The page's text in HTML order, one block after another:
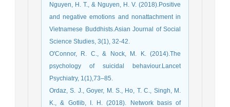
Nguyen, H. T., & Nguyen, H. V. (2018).Positive
and negative emotions and nonattachment in
Vietnamese Buddhists.Asian Journal of Social
Science Studies, 3(1), 32-42.
O'Connor, R. C., & Nock, M. K. (2014).The
psychology of suicidal behaviour.Lancet
Psychiatry, 1(1),73–85.
Ordaz, S. J., Goyer, M. S., Ho, T. C., Singh, M.
K., & Gotlib, I. H. (2018). Network basis of